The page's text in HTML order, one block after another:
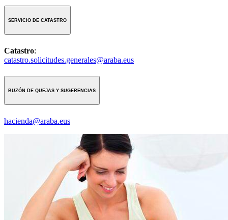
SERVICIO DE CATASTRO
Catastro:
catastro.solicitudes.generales@araba.eus
BUZÓN DE QUEJAS Y SUGERENCIAS
hacienda@araba.eus